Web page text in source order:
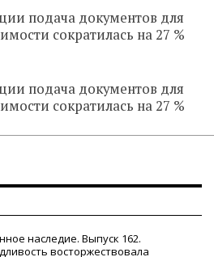
подача документов для
сократилась на 27 %
подача документов для
сократилась на 27 %
наследие. Выпуск 162.
восторжествовала